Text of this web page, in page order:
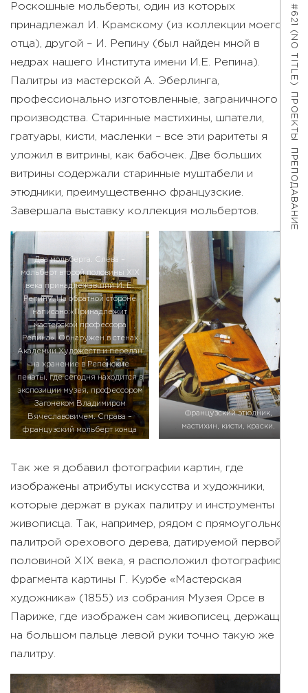
#621 (NO TITLE)
ПРОЕКТЫ
ПРЕПОДАВАНИЕ
Роскошные мольберты, один из которых
принадлежал И. Крамскому (из коллекции моего
отца), другой – И. Репину (был найден мной в
недрах нашего Института имени И.Е. Репина).
Палитры из мастерской А. Эберлинга,
профессионально изготовленные, заграничного
производства. Старинные мастихины, шпатели,
гратуары, кисти, масленки – все эти раритеты я
уложил в витрины, как бабочек. Две больших
витрины содержали старинные муштабели и
этюдники, преимущественно французские.
Завершала выставку коллекция мольбертов.
Два мольберта. Слева –
мольберт второй половины ХIХ
века принадлежавший И. Е.
Репину. На обратной стороне
написано:«Принадлежит
мастерской профессора
Репина». Обнаружен в стенах
Академии Художеств и передан
на хранение в Репенские
пенаты, где сегодня находится в
экспозиции музея, профессором
Загонеком Владимиром
Вячеславовичем. Справа –
французский мольберт конца
Французский этюдник,
мастихин, кисти, краски.
Так же я добавил фотографии картин, где
изображены атрибуты искусства и художники,
которые держат в руках палитру и инструменты
живописца. Так, например, рядом с прямоугольной
палитрой орехового дерева, датируемой первой
половиной XIX века, я расположил фотографию
фрагмента картины Г. Курбе «Мастерская
художника» (1855) из собрания Музея Орсе в
Париже, где изображен сам живописец, держащий
на большом пальце левой руки точно такую же
палитру.